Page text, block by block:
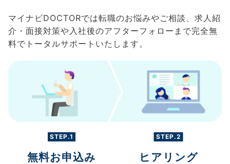
マイナビDOCTORでは転職のお悩みやご相談、求人紹
介・面接対策や入社後のアフターフォローまで完全無
料でトータルサポートいたします。
STEP.1
無料お申込み
STEP.2
ヒアリング